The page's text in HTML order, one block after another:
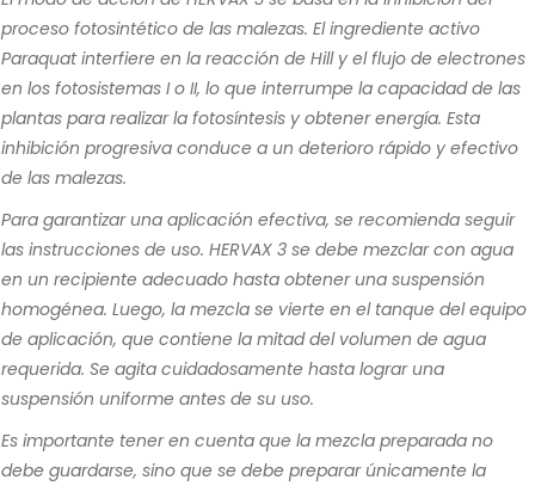
proceso fotosintético de las malezas. El ingrediente activo
Paraquat interfiere en la reacción de Hill y el flujo de electrones
en los fotosistemas I o II, lo que interrumpe la capacidad de las
plantas para realizar la fotosíntesis y obtener energía. Esta
inhibición progresiva conduce a un deterioro rápido y efectivo
de las malezas.
Para garantizar una aplicación efectiva, se recomienda seguir
las instrucciones de uso. HERVAX 3 se debe mezclar con agua
en un recipiente adecuado hasta obtener una suspensión
homogénea. Luego, la mezcla se vierte en el tanque del equipo
de aplicación, que contiene la mitad del volumen de agua
requerida. Se agita cuidadosamente hasta lograr una
suspensión uniforme antes de su uso.
Es importante tener en cuenta que la mezcla preparada no
debe guardarse, sino que se debe preparar únicamente la